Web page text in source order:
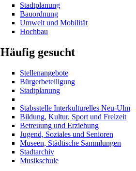
Stadtplanung
Bauordnung
Umwelt und Mobilität
Hochbau
Häufig gesucht
Stellenangebote
Bürgerbeteiligung
Stadtplanung
Stabsstelle Interkulturelles Neu-Ulm
Bildung, Kultur, Sport und Freizeit
Betreuung und Erziehung
Jugend, Soziales und Senioren
Museen, Städtische Sammlungen
Stadtarchiv
Musikschule